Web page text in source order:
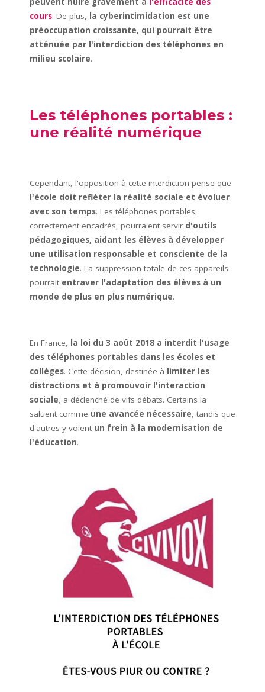
cours. De plus, la cyberintimidation est une
préoccupation croissante, qui pourrait être
atténuée par l'interdiction des téléphones en
milieu scolaire.
Les téléphones portables :
une réalité numérique
Cependant, l'opposition à cette interdiction pense que
l'école doit refléter la réalité sociale et évoluer
avec son temps. Les téléphones portables,
correctement encadrés, pourraient servir d'outils
pédagogiques, aidant les élèves à développer
une utilisation responsable et consciente de la
technologie. La suppression totale de ces appareils
pourrait entraver l'adaptation des élèves à un
monde de plus en plus numérique.
En France, la loi du 3 août 2018 a interdit l'usage
des téléphones portables dans les écoles et
collèges. Cette décision, destinée à limiter les
distractions et à promouvoir l'interaction
sociale, a déclenché de vifs débats. Certains la
saluent comme une avancée nécessaire, tandis que
d'autres y voient un frein à la modernisation de
l'éducation.